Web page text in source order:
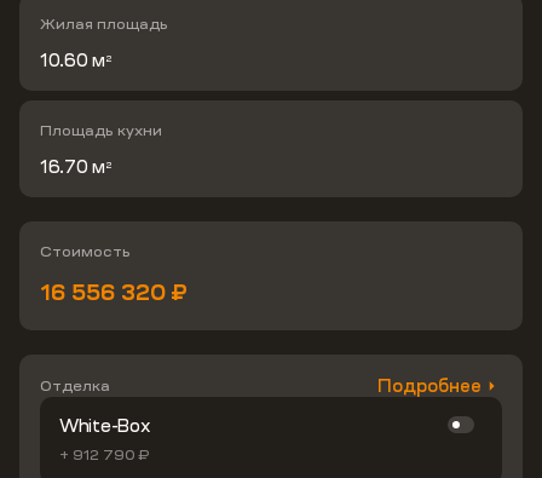
Жилая площадь
10.60 м 2
Площадь кухни
16.70 м 2
Стоимость
16 556 320 ₽
Отделка Подробнее
White-Box
+ 912 790 ₽